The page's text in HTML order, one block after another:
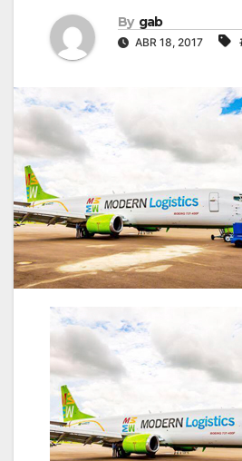
By gab
ABR 18, 2017